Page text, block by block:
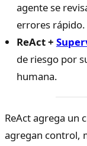
agente se
errores rápido.
ReAct +
de riesgo por
humana.
ReAct agrega un
agregan control,